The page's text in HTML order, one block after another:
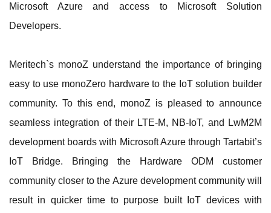
Microsoft Azure and access to Microsoft Solution
Developers.
Meritech`s monoZ understand the importance of bringing
easy to use monoZero hardware to the IoT solution builder
community. To this end, monoZ is pleased to announce
seamless integration of their LTE-M, NB-IoT, and LwM2M
development boards with Microsoft Azure through Tartabit’s
IoT Bridge. Bringing the Hardware ODM customer
community closer to the Azure development community will
result in quicker time to purpose built IoT devices with